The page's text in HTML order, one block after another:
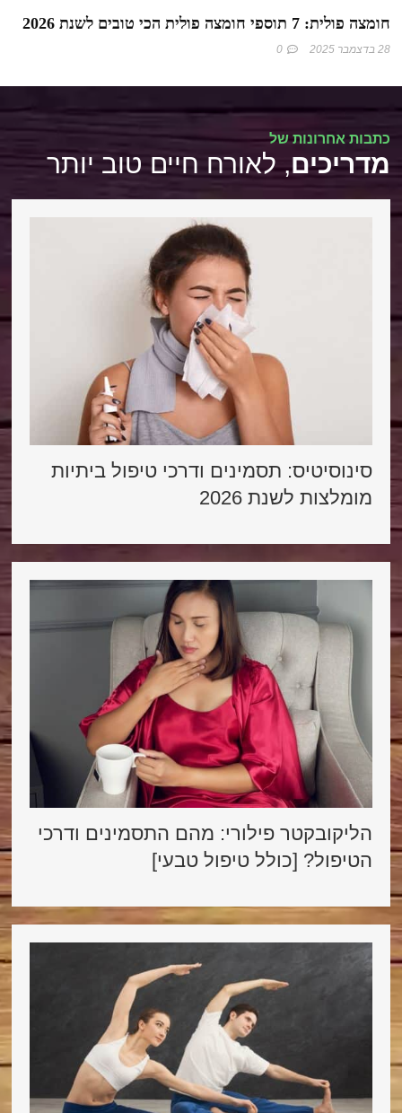
חומצה פולית: 7 תוספי חומצה פולית הכי טובים לשנת 2026
28 בדצמבר 2025 0
כתבות אחרונות של
מדריכים, לאורח חיים טוב יותר​
סינוסיטיס: תסמינים ודרכי טיפול ביתיות
מומלצות לשנת 2026
הליקובקטר פילורי: מהם התסמינים ודרכי
הטיפול? [כולל טיפול טבעי]